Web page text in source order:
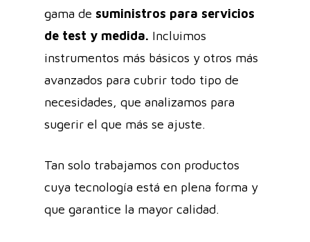
gama de suministros para servicios
de test y medida. Incluimos
instrumentos más básicos y otros más
avanzados para cubrir todo tipo de
necesidades, que analizamos para
sugerir el que más se ajuste.
Tan solo trabajamos con productos
cuya tecnología está en plena forma y
que garantice la mayor calidad.